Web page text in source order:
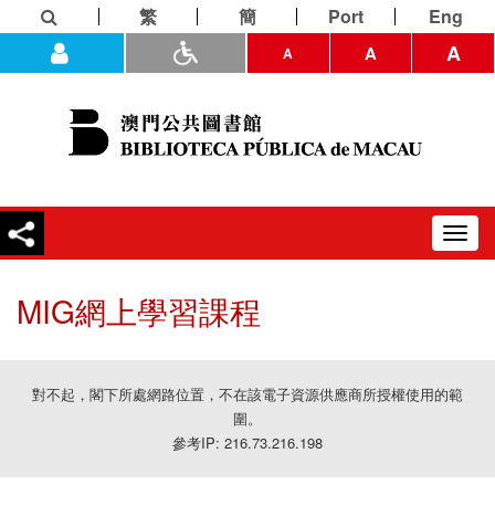
繁 簡 Port Eng
A A A
MIG網上學習課程
對不起，閣下所處網路位置，不在該電子資源供應商所授權使用的範
圍。
參考IP: 216.73.216.198